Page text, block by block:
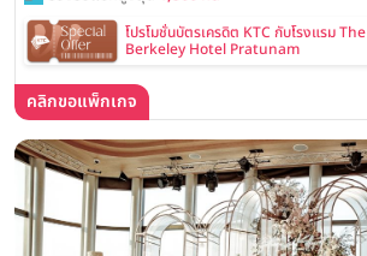
โปรโมชั่นบัตรเครดิต KTC กับโรงแรม The
Berkeley Hotel Pratunam
คลิกขอแพ็กเกจ